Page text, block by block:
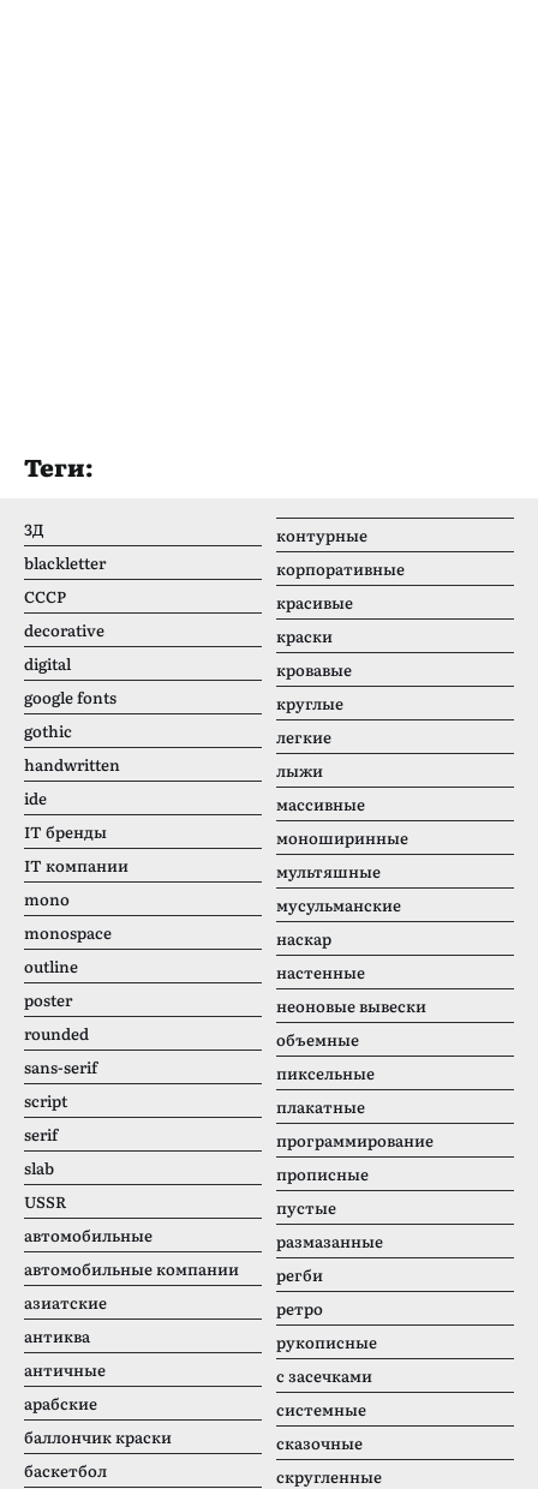
Теги:
3Д
blackletter
CCCР
decorative
digital
google fonts
gothic
handwritten
ide
IT бренды
IT компании
mono
monospace
outline
poster
rounded
sans-serif
script
serif
slab
USSR
автомобильные
автомобильные компании
азиатские
антиква
античные
арабские
баллончик краски
баскетбол
контурные
корпоративные
красивые
краски
кровавые
круглые
легкие
лыжи
массивные
моноширинные
мультяшные
мусульманские
наскар
настенные
неоновые вывески
объемные
пиксельные
плакатные
программирование
прописные
пустые
размазанные
регби
ретро
рукописные
с засечками
системные
сказочные
скругленные